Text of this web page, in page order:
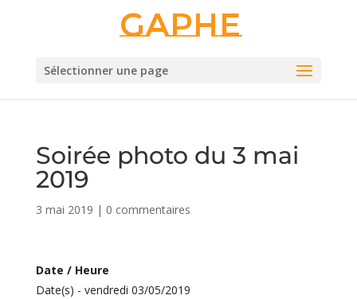
Gaphe
Sélectionner une page
Soirée photo du 3 mai
2019
3 mai 2019 | 0 commentaires
Date / Heure
Date(s) - vendredi 03/05/2019